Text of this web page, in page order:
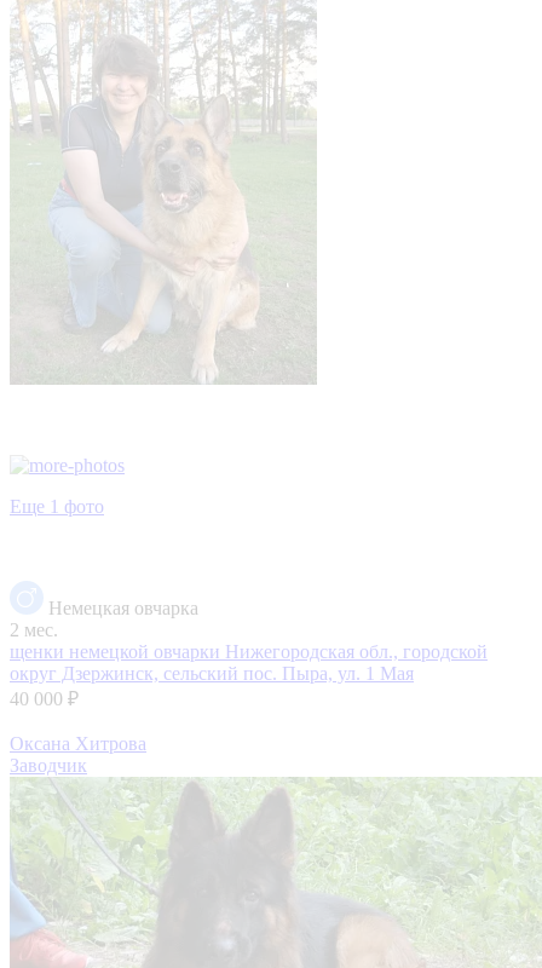
Еще 1 фото
Немецкая овчарка
2 мес.
щенки немецкой овчарки Нижегородская обл., городской
округ Дзержинск, сельский пос. Пыра, ул. 1 Мая
40 000 ₽
Оксана Хитрова
Заводчик